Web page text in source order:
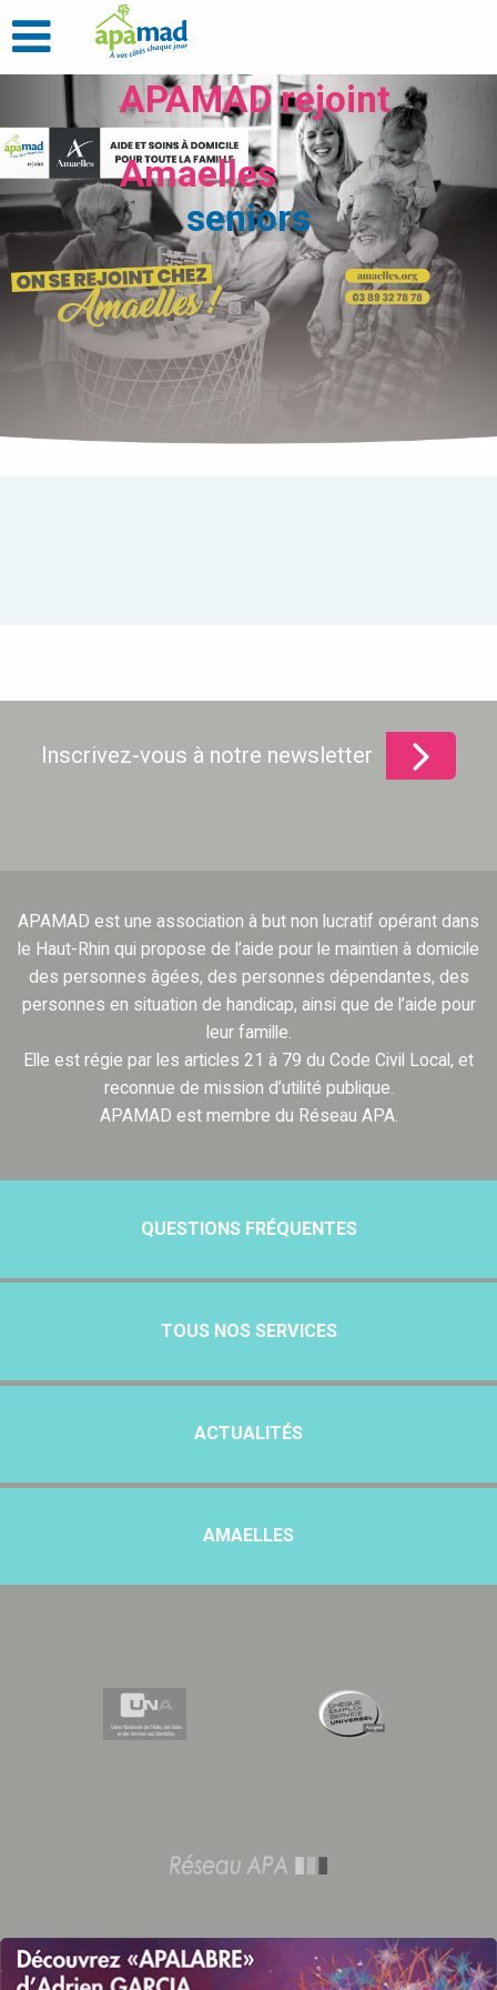
APAMAD rejoint
Amaelles
seniors
Inscrivez-vous à notre newsletter
APAMAD est une association à but non lucratif opérant dans
le Haut-Rhin qui propose de l’aide pour le maintien à domicile
des personnes âgées, des personnes dépendantes, des
personnes en situation de handicap, ainsi que de l’aide pour
leur famille.
Elle est régie par les articles 21 à 79 du Code Civil Local, et
reconnue de mission d’utilité publique.
APAMAD est membre du Réseau APA.
QUESTIONS FRÉQUENTES
TOUS NOS SERVICES
ACTUALITÉS
AMAELLES